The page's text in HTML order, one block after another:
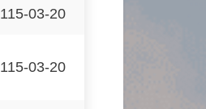
115-03-20
115-03-20